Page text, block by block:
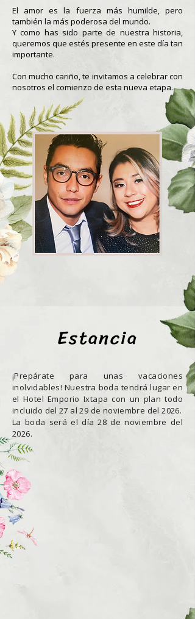
El amor es la fuerza más humilde, pero
también la más poderosa del mundo.
Y como has sido parte de nuestra historia,
queremos que estés presente en este día tan
importante.
Con mucho cariño, te invitamos a celebrar con
nosotros el comienzo de esta nueva etapa.
Estancia
¡Prepárate para unas vacaciones
inolvidables! Nuestra boda tendrá lugar en
el Hotel Emporio Ixtapa con un plan todo
incluido del 27 al 29 de noviembre del 2026.
La boda será el día 28 de noviembre del
2026.